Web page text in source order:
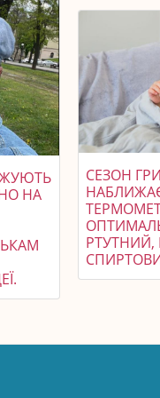
НА
СЕЗОН